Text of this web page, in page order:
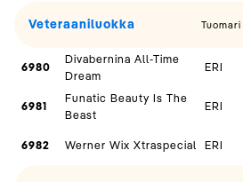
Veteraaniluokka Tuomari
6980
Divabernina All-Time
Dream
ERI
6981
Funatic Beauty Is The
Beast
ERI
6982 Werner Wix Xtraspecial ERI